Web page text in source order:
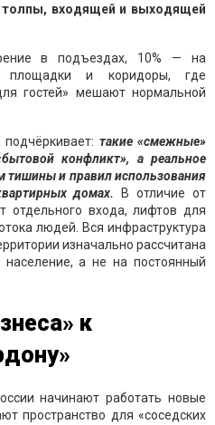
входящей и выходящей
в подъездах, 10% — на
площадки и коридоры, где
гостей» мешают нормальной
подчёркивает: такие «смежные»
конфликт», а реальное
тишины и правил использования
домах. В отличие от
отдельного входа, лифтов для
людей. Вся инфраструктура
изначально рассчитана
население, а не на постоянный
к
начинают работать новые
пространство для «соседских